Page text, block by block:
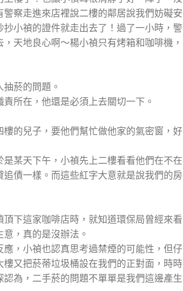
察走進來店裡說二樓的鄰居說我們妨礙安
小禎的證件就走出去了！過了一小時，警
天地良心啊～楊小禎只有烤箱和咖啡機，
菸的問題。
所在，他還是必須上去關切一下。
的兒子，要他們幫忙做他家的氣密窗，好
某天下午，小禎先上二樓看看他們在不在
債一樣。而這些紅字大意就是說我們的房
下這家咖啡店時，就知道環保局曾經來看
，真的是沒辦法。
，小禎也認真思考過禁煙的可能性，但仔
又把菸蒂垃圾桶設在我們的正對面，時時
為，二手菸的問題不單單是我們這邊產生